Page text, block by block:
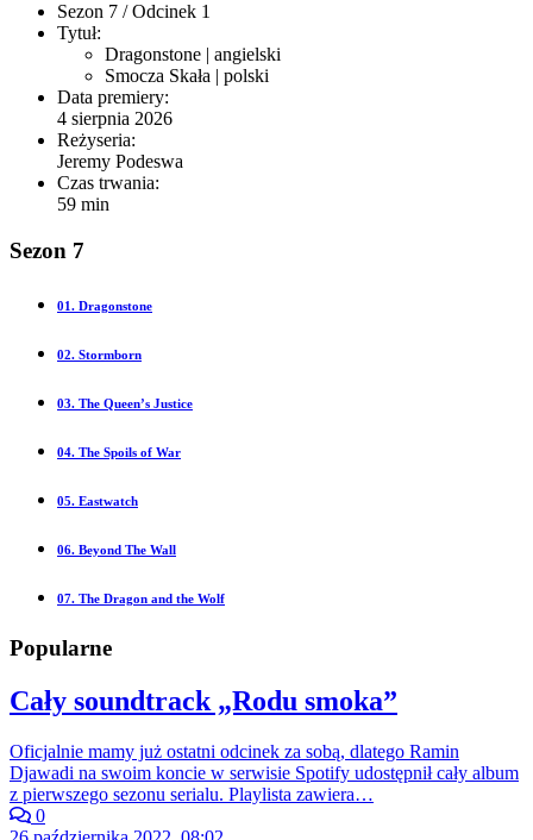
Sezon 7 / Odcinek 1
Tytuł:
Dragonstone | angielski
Smocza Skała | polski
Data premiery:
4 sierpnia 2026
Reżyseria:
Jeremy Podeswa
Czas trwania:
59 min
Sezon 7
01. Dragonstone
02. Stormborn
03. The Queen’s Justice
04. The Spoils of War
05. Eastwatch
06. Beyond The Wall
07. The Dragon and the Wolf
Popularne
Cały soundtrack „Rodu smoka”
Oficjalnie mamy już ostatni odcinek za sobą, dlatego Ramin
Djawadi na swoim koncie w serwisie Spotify udostępnił cały album
z pierwszego sezonu serialu. Playlista zawiera…
0